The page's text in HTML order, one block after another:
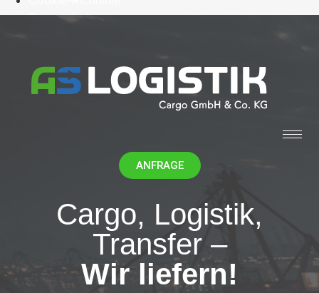
Datenschutz
ANFRAGE
Cargo, Logistik,
Transfer –
Wir liefern!